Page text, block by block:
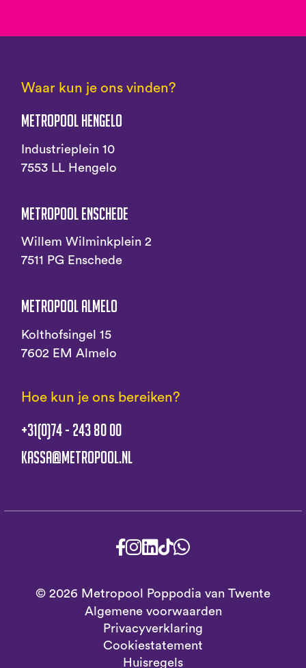
Waar kun je ons vinden?
Metropool Hengelo
Industrieplein 10
7553 LL Hengelo
Metropool Enschede
Willem Wilminkplein 2
7511 PG Enschede
Metropool Almelo
Kolthofsingel 15
7602 EM Almelo
Hoe kun je ons bereiken?
+31(0)74 - 243 80 00
kassa@metropool.nl
© 2026 Metropool Poppodia van Twente
Algemene voorwaarden
Privacyverklaring
Cookiestatement
Huisregels